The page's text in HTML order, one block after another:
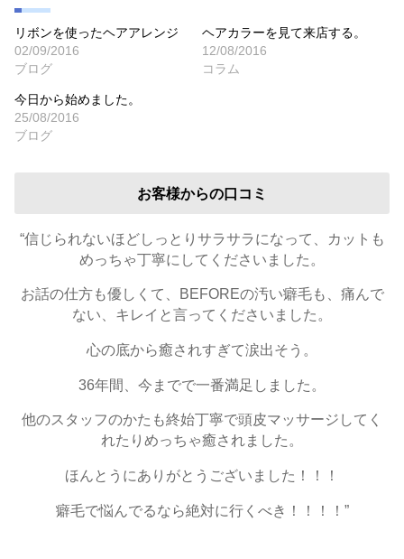
リボンを使ったヘアアレンジ
02/09/2016
ブログ
ヘアカラーを見て来店する。
12/08/2016
コラム
今日から始めました。
25/08/2016
ブログ
お客様からの口コミ
“信じられないほどしっとりサラサラになって、カットも
めっちゃ丁寧にしてくださいました。
お話の仕方も優しくて、BEFOREの汚い癖毛も、痛んで
ない、キレイと言ってくださいました。
心の底から癒されすぎて涙出そう。
36年間、今までで一番満足しました。
他のスタッフのかたも終始丁寧で頭皮マッサージしてく
れたりめっちゃ癒されました。
ほんとうにありがとうございました！！！
癖毛で悩んでるなら絶対に行くべき！！！！”